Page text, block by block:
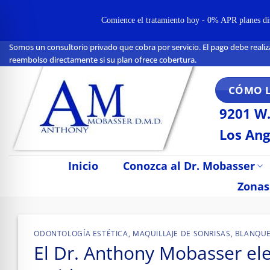
al
contenido
Somos un consultorio privado que cobra por servicio. El pago debe
reembolso directamente si su plan ofrece cobertura.
CÓMO
9201
Los
Inicio Conozca al Dr. Mobasser
ODONTOLOGÍA ESTÉTICA, MAQUILLAJE DE SONRISAS,
El Dr. Anthony Mobasser
Comience el tratamiento hoy - 0% APR planes